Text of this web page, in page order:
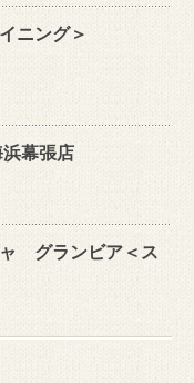
ニング＞
幕張店
グランビア＜ス